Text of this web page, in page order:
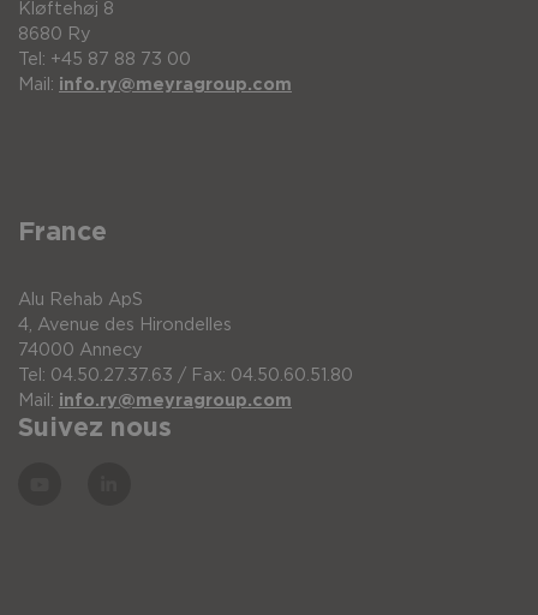
Kløftehøj 8
8680 Ry
Tel: +45 87 88 73 00
Mail: info.ry@meyragroup.com
France
Alu Rehab ApS
4, Avenue des Hirondelles
74000 Annecy
Tel: 04.50.27.37.63 / Fax: 04.50.60.51.80
Mail: info.ry@meyragroup.com
Suivez nous